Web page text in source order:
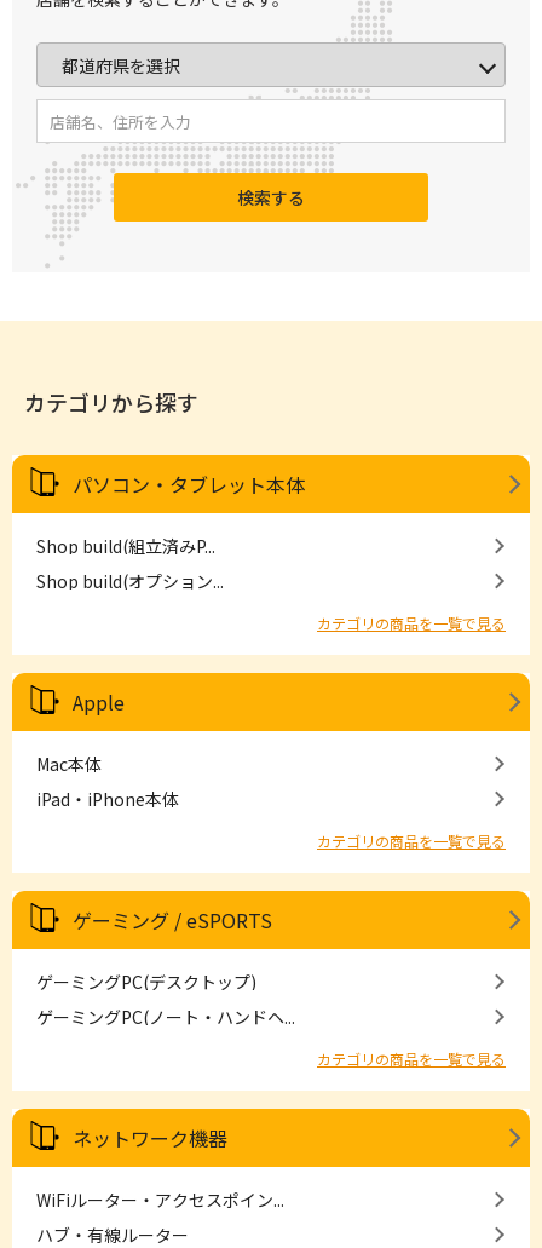
検索する
カテゴリから探す
パソコン・タブレット本体
Shop build(組立済みP...
Shop build(オプション...
カテゴリの商品を一覧で見る
Apple
Mac本体
iPad・iPhone本体
カテゴリの商品を一覧で見る
ゲーミング / eSPORTS
ゲーミングPC(デスクトップ)
ゲーミングPC(ノート・ハンドヘ...
カテゴリの商品を一覧で見る
ネットワーク機器
WiFiルーター・アクセスポイン...
ハブ・有線ルーター